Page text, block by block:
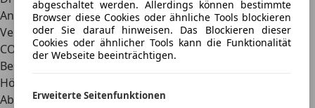
abgeschaltet werden. Allerdings können bestimmte
Browser diese Cookies oder ähnliche Tools blockieren
oder Sie darauf hinweisen. Das Blockieren dieser
Cookies oder ähnlicher Tools kann die Funktionalität
der Webseite beeinträchtigen.
Erweiterte Seitenfunktionen
Antrieb: Allrad, Automatik stufenlos
Verbrauch kombiniert: 6,5 l/100 km²
CO2-Emissionen kombiniert: 149 g/km²
Beschleunigung (0 – 100 km/h): 10,7 s
Höchstgeschwindigkeit: 193 km/h
Abmessungen (L/B/H): 4,47 m/1,80 m/1,60 m